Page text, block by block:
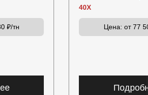
₽/тн
40Х
Цена: от 77